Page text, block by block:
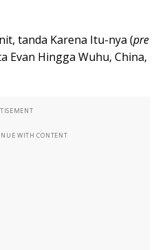
tanda Karena Itu-nya (pre
Evan Hingga Wuhu, China,
WITH CONTENT